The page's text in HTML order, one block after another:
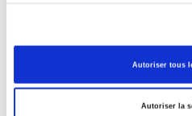
Autoriser tous
Autoriser la
BISAC Subject Heading
BIC subject category (UK)
Code publique Onix
06 Professionnel et académique